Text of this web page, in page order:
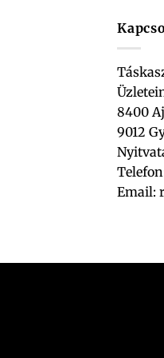
8400
9012
Email: